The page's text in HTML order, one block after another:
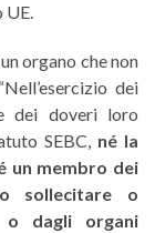
UE.
organo che non
dei
dei doveri loro
SEBC, né la
un membro dei
sollecitare o
o dagli organi